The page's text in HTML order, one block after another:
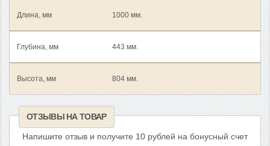
Длина, мм 1000 мм.
Глубина, мм 443 мм.
Высота, мм 804 мм.
ОТЗЫВЫ НА ТОВАР
Напишите отзыв и получите 10 рублей на бонусный счет